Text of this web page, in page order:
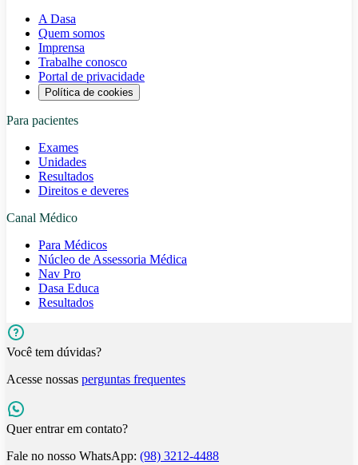
A Dasa
Quem somos
Imprensa
Trabalhe conosco
Portal de privacidade
Política de cookies
Para pacientes
Exames
Unidades
Resultados
Direitos e deveres
Canal Médico
Para Médicos
Núcleo de Assessoria Médica
Nav Pro
Dasa Educa
Resultados
Você tem dúvidas?
Acesse nossas perguntas frequentes
Quer entrar em contato?
Fale no nosso WhatsApp: (98) 3212-4488